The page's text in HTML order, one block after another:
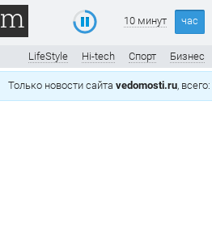
10 минут час
LifeStyle Hi-tech Спорт Бизнес
Только новости сайта vedomosti.ru, всего: